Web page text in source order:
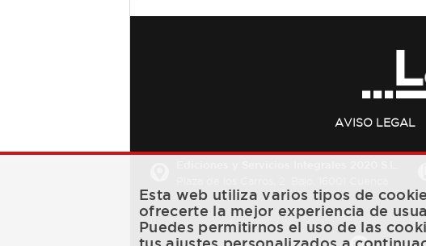
AVISO LEGAL
Esta web utiliza varios tipos de
ofrecerte la mejor experiencia de
Puedes permitirnos el uso de las